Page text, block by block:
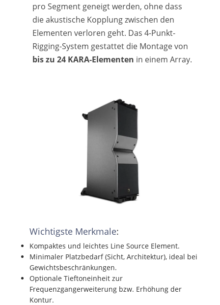
pro Segment geneigt werden, ohne dass
die akustische Kopplung zwischen den
Elementen verloren geht. Das 4-Punkt-
Rigging-System gestattet die Montage von
bis zu 24 KARA-Elementen in einem Array.
Wichtigste Merkmale:
Kompaktes und leichtes Line Source Element.
Minimaler Platzbedarf (Sicht, Architektur), ideal bei
Gewichtsbeschränkungen.
Optionale Tieftoneinheit zur
Frequenzgangerweiterung bzw. Erhöhung der
Kontur.